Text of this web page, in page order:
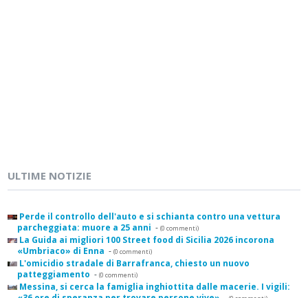
ULTIME NOTIZIE
Perde il controllo dell'auto e si schianta contro una vettura
parcheggiata: muore a 25 anni - (0 commenti)
La Guida ai migliori 100 Street food di Sicilia 2026 incorona
«Umbriaco» di Enna - (0 commenti)
L'omicidio stradale di Barrafranca, chiesto un nuovo
patteggiamento - (0 commenti)
Messina, si cerca la famiglia inghiottita dalle macerie. I vigili: